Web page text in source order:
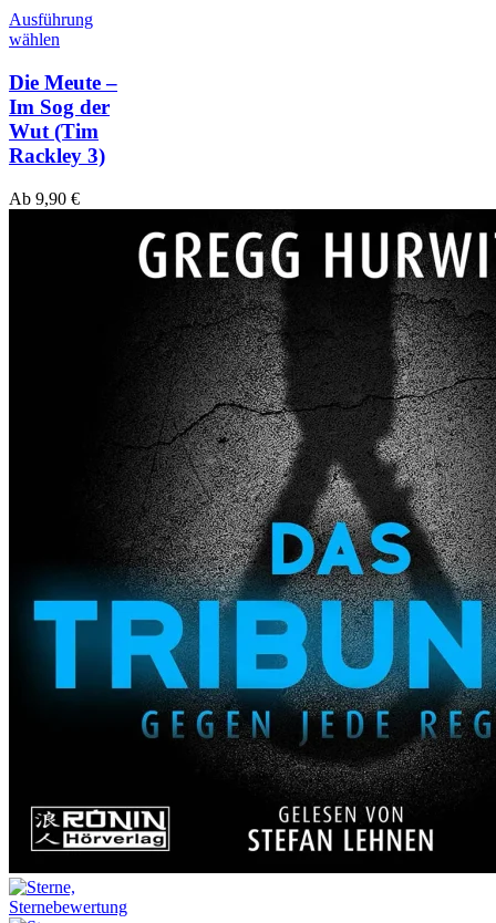
Ausführung
wählen
Die Meute –
Im Sog der
Wut (Tim
Rackley 3)
Ab 9,90 €